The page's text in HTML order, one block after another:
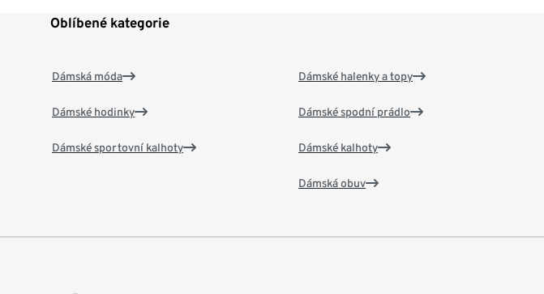
Oblíbené kategorie
Dámská móda
Dámské hodinky
Dámské sportovní kalhoty
Dámské halenky a topy
Dámské spodní prádlo
Dámské kalhoty
Dámská obuv